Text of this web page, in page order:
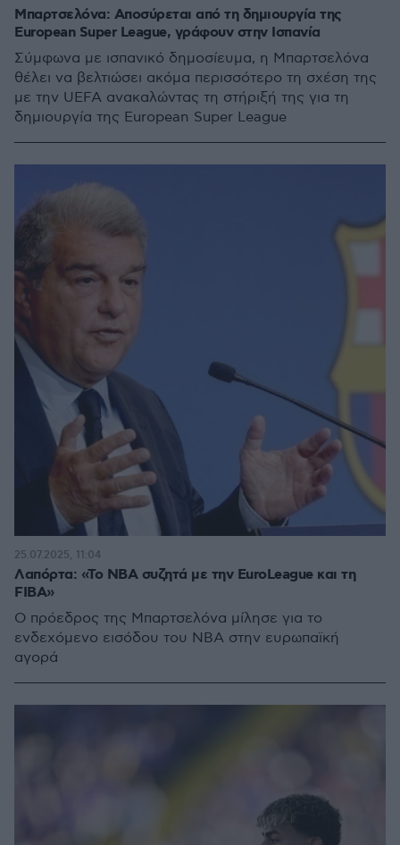
Μπαρτσελόνα: Αποσύρεται από τη δημιουργία της
European Super League, γράφουν στην Ισπανία
Σύμφωνα με ισπανικό δημοσίευμα, η Μπαρτσελόνα
θέλει να βελτιώσει ακόμα περισσότερο τη σχέση της
με την UEFA ανακαλώντας τη στήριξή της για τη
δημιουργία της European Super League
Λαπόρτα: «Το NBA συζητά με την EuroLeague και τη
FIBA»
O πρόεδρος της Μπαρτσελόνα μίλησε για το
ενδεχόμενο εισόδου του NBA στην ευρωπαϊκή
αγορά
25.07.2025, 11:04